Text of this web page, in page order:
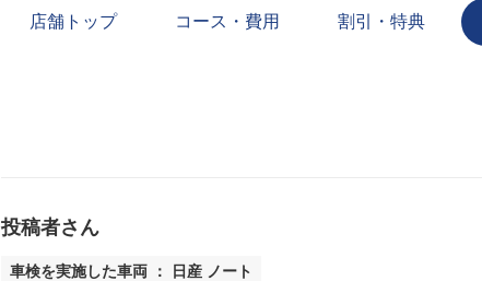
店舗トップ コース・費用 割引・特典
投稿者さん
車検を実施した車両 ： 日産 ノート